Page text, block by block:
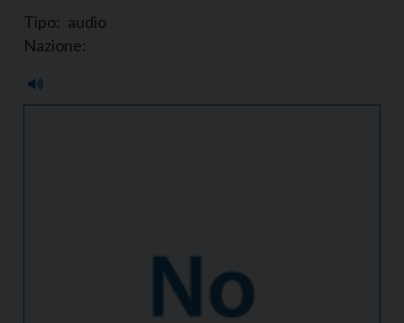
Tipo: audio
Nazione: